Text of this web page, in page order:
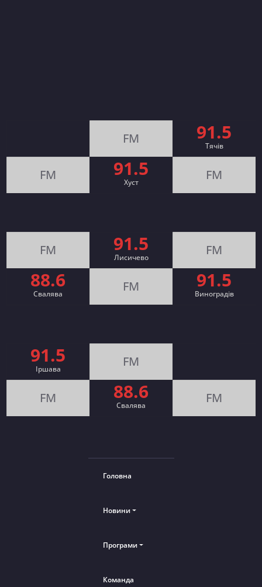
FM 91.5
Тячів
FM 91.5
Хуст FM
FM 91.5
Лисичево FM
88.6
Свалява FM 91.5
Виноградів
91.5
Іршава FM
FM 88.6
Cвалява FM
Головна
Новини
Програми
Команда